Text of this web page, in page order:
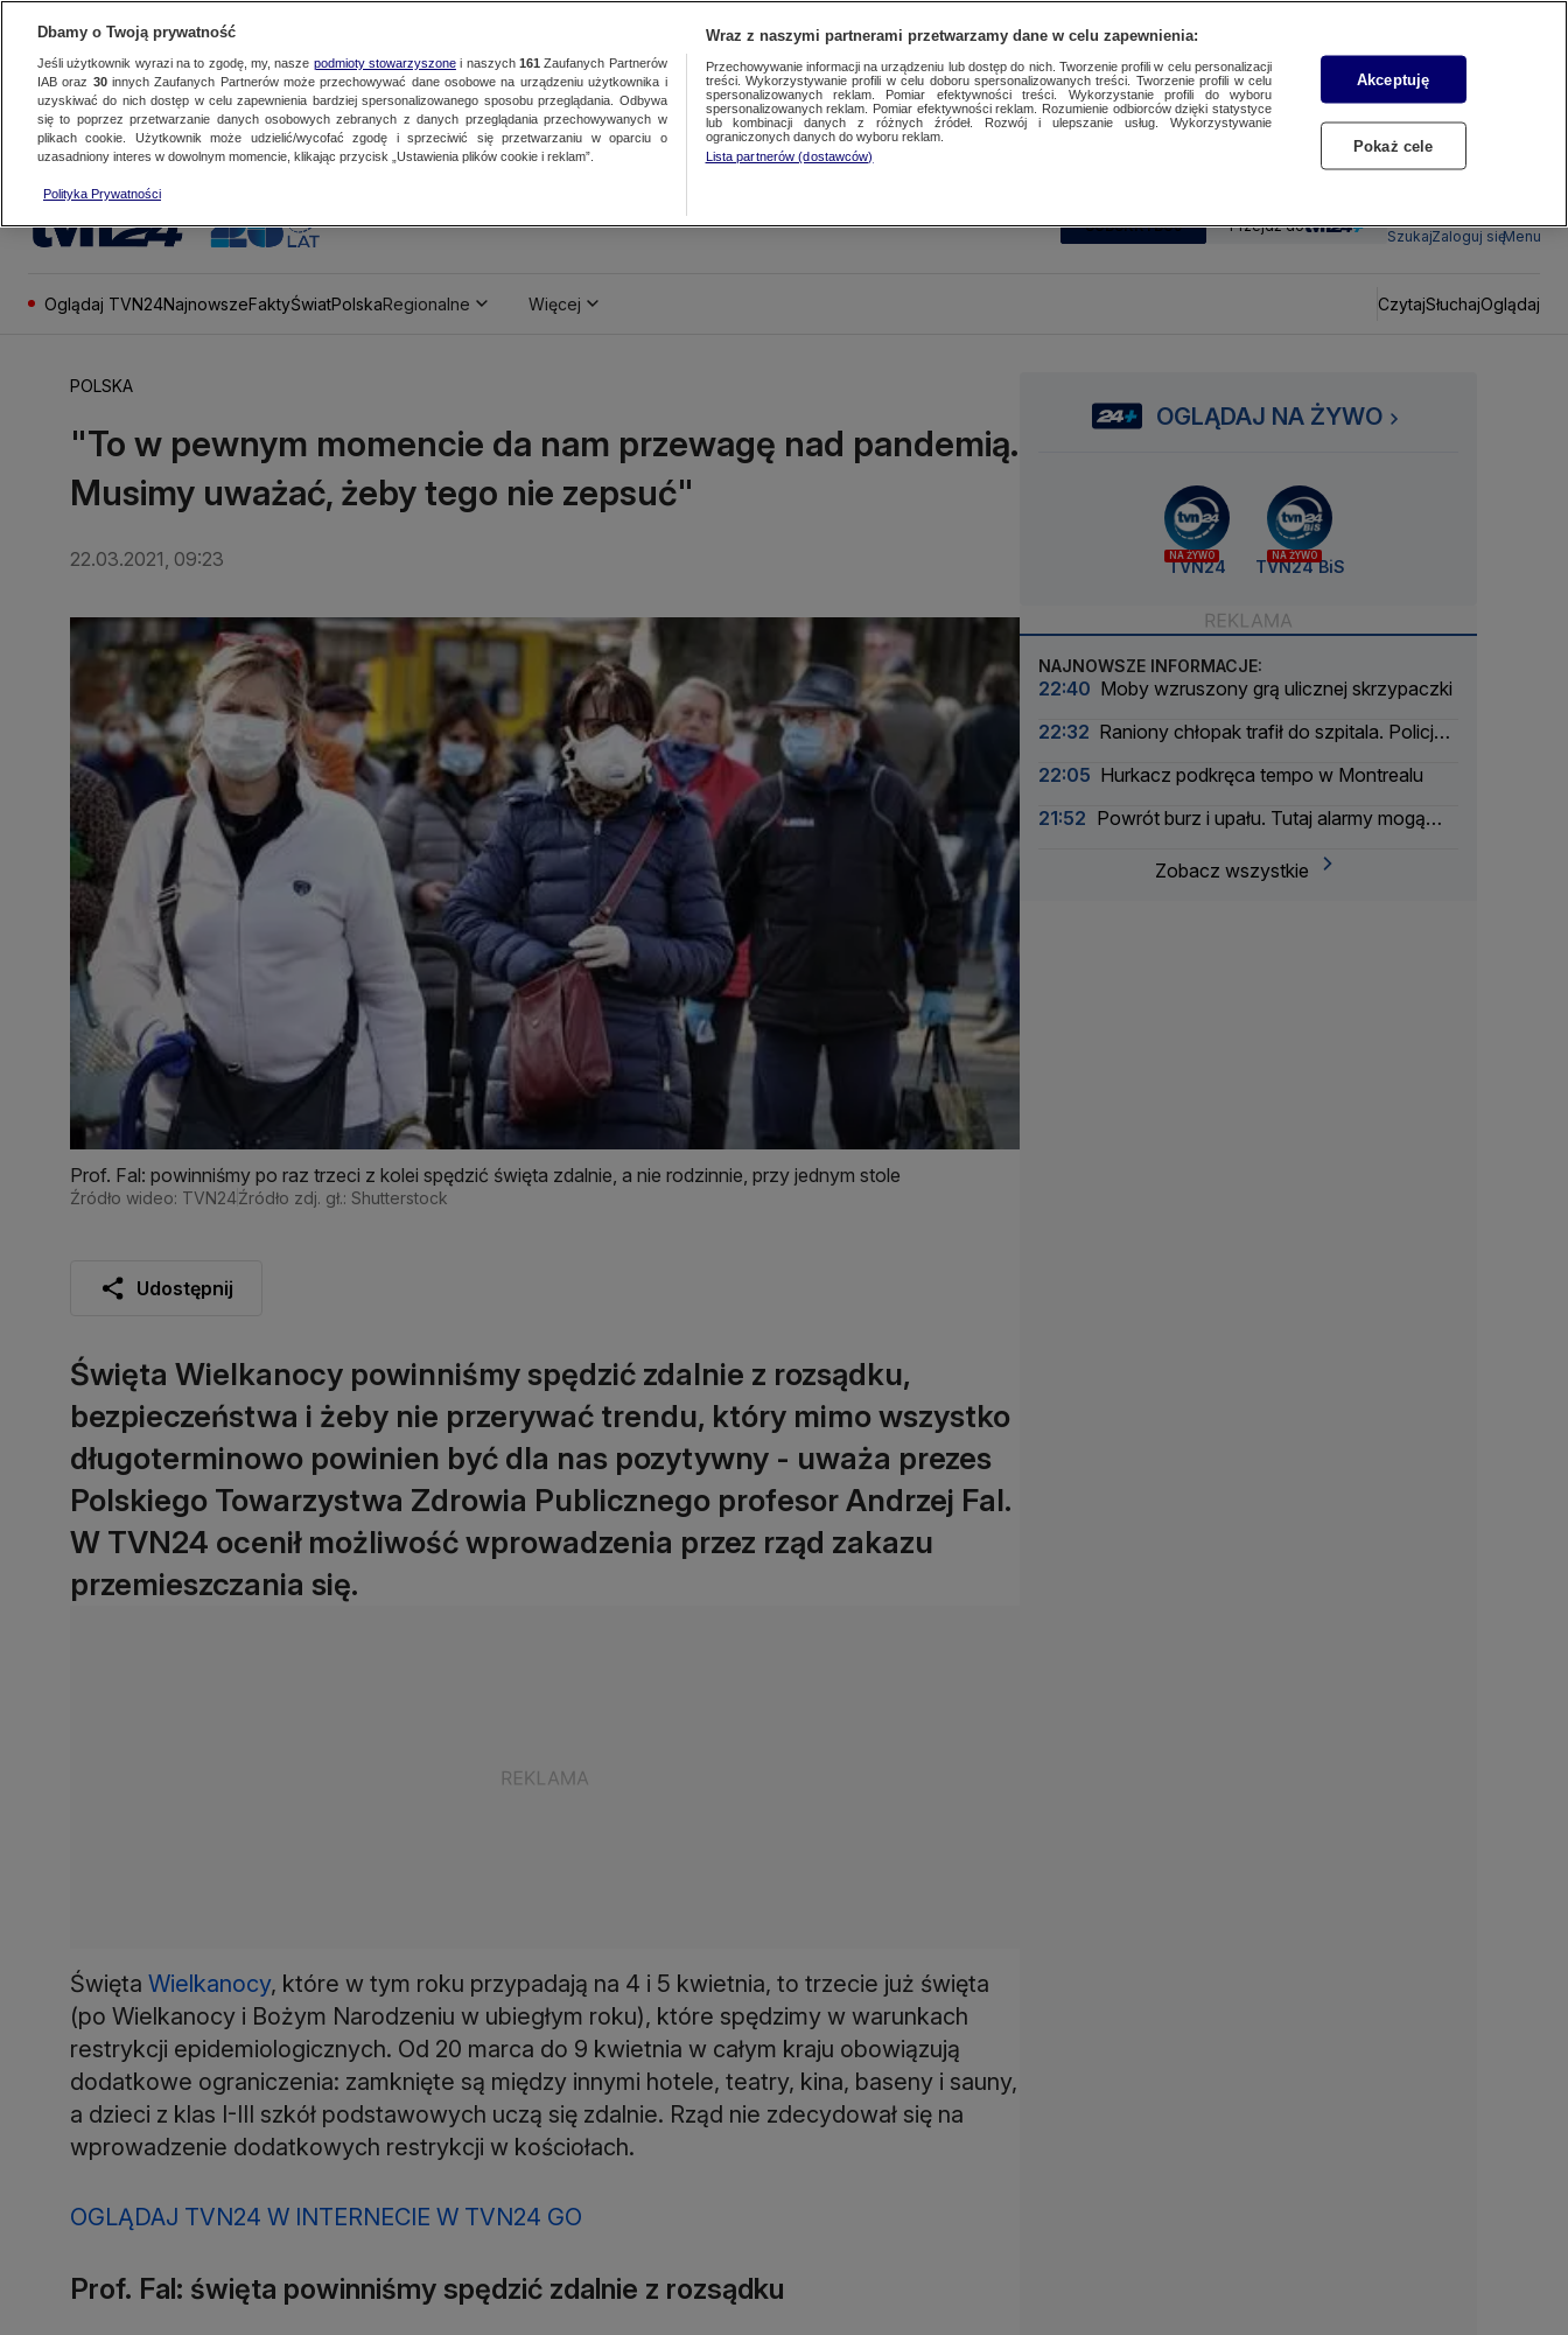
SUBSKRYBUJ Przejdź do
SzukajZaloguj sięMenu
Oglądaj TVN24NajnowszeFaktyŚwiatPolskaRegionalne Więcej CzytajSłuchajOglądaj
POLSKA
"To w pewnym momencie da nam przewagę nad pandemią.
Musimy uważać, żeby tego nie zepsuć"
22.03.2021, 09:23
Prof. Fal: powinniśmy po raz trzeci z kolei spędzić święta zdalnie, a nie rodzinnie, przy jednym stole
Źródło wideo: TVN24Źródło zdj. gł.: Shutterstock
Udostępnij
Święta Wielkanocy powinniśmy spędzić zdalnie z rozsądku,
bezpieczeństwa i żeby nie przerywać trendu, który mimo wszystko
długoterminowo powinien być dla nas pozytywny - uważa prezes
Polskiego Towarzystwa Zdrowia Publicznego profesor Andrzej Fal.
W TVN24 ocenił możliwość wprowadzenia przez rząd zakazu
przemieszczania się.
Święta Wielkanocy, które w tym roku przypadają na 4 i 5 kwietnia, to trzecie już święta
(po Wielkanocy i Bożym Narodzeniu w ubiegłym roku), które spędzimy w warunkach
restrykcji epidemiologicznych. Od 20 marca do 9 kwietnia w całym kraju obowiązują
dodatkowe ograniczenia: zamknięte są między innymi hotele, teatry, kina, baseny i sauny,
a dzieci z klas I-III szkół podstawowych uczą się zdalnie. Rząd nie zdecydował się na
wprowadzenie dodatkowych restrykcji w kościołach.
OGLĄDAJ TVN24 W INTERNECIE W TVN24 GO
Prof. Fal: święta powinniśmy spędzić zdalnie z rozsądku
OGLĄDAJ NA ŻYWO
NA ŻYWO
TVN24
NA ŻYWO
TVN24 BiS
NAJNOWSZE INFORMACJE:
22:40 Moby wzruszony grą ulicznej skrzypaczki
22:32 Raniony chłopak trafił do szpitala. Policja
22:05 Hurkacz podkręca tempo w Montrealu
21:52 Powrót burz i upału. Tutaj alarmy mogą
Zobacz wszystkie
Dbamy o Twoją prywatność
Jeśli użytkownik wyrazi na to zgodę, my, nasze podmioty stowarzyszonei naszych 161 Zaufanych Partnerów
IAB oraz 30innych Zaufanych Partnerów może przechowywać dane osobowe na urządzeniu użytkownika i
uzyskiwać do nich dostęp w celu zapewnienia bardziej spersonalizowanego sposobu przeglądania. Odbywa
się to poprzez przetwarzanie danych osobowych zebranych z danych przeglądania przechowywanych w
plikach cookie. Użytkownik może udzielić/wycofać zgodę i sprzeciwić się przetwarzaniu w oparciu o
uzasadniony interes w dowolnym momencie, klikając przycisk „Ustawienia plików cookie i reklam”.
Polityka Prywatności
Wraz z naszymi partnerami przetwarzamy dane w celu zapewnienia:
Przechowywanie informacji na urządzeniu lub dostęp do nich. Tworzenie profili w celu personalizacji
treści. Wykorzystywanie profili w celu doboru spersonalizowanych treści. Tworzenie profili w celu
spersonalizowanych reklam. Pomiar efektywności treści. Wykorzystanie profili do wyboru
spersonalizowanych reklam. Pomiar efektywności reklam. Rozumienie odbiorców dzięki statystyce
lub kombinacji danych z różnych źródeł. Rozwój i ulepszanie usług. Wykorzystywanie
ograniczonych danych do wyboru reklam.
Lista partnerów (dostawców)
Akceptuję
Pokaż cele